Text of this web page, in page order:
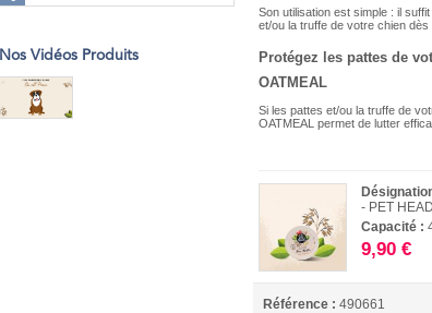
Nos Vidéos Produits
Son utilisation est simple : il
et/ou la truffe de votre chien
Protégez les pattes de
OATMEAL
Si les pattes et/ou la truffe de
OATMEAL permet de lutter
- PET HEAD
Capacité :
9,90 €
Référence : 490661